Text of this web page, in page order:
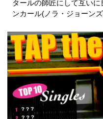
タールの師匠にして互い
ンカール(ノラ・ジョーン